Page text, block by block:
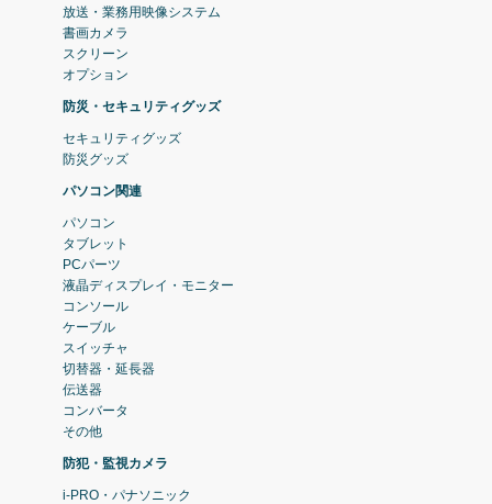
放送・業務用映像システム
書画カメラ
スクリーン
オプション
防災・セキュリティグッズ
セキュリティグッズ
防災グッズ
パソコン関連
パソコン
タブレット
PCパーツ
液晶ディスプレイ・モニター
コンソール
ケーブル
スイッチャ
切替器・延長器
伝送器
コンバータ
その他
防犯・監視カメラ
i-PRO・パナソニック